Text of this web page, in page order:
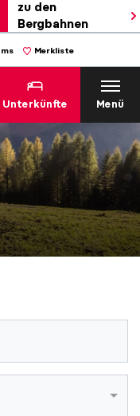
zu den
Bergbahnen
Merkliste
Unterkünfte Menü